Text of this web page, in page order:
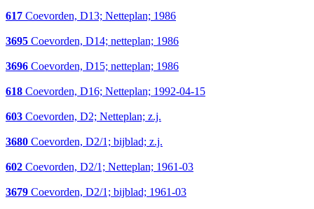
617 Coevorden, D13; Netteplan; 1986
3695 Coevorden, D14; netteplan; 1986
3696 Coevorden, D15; netteplan; 1986
618 Coevorden, D16; Netteplan; 1992-04-15
603 Coevorden, D2; Netteplan; z.j.
3680 Coevorden, D2/1; bijblad; z.j.
602 Coevorden, D2/1; Netteplan; 1961-03
3679 Coevorden, D2/1; bijblad; 1961-03